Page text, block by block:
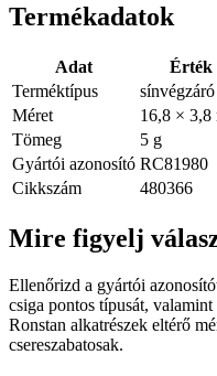
Termékadatok
Adat
Érték
Terméktípus
sínvégzáró
Méret
16,8 × 3,8
Tömeg
5 g
Gyártói azonosító RC81980
Cikkszám
480366
Mire figyelj
Ellenőrizd a gyártói
csiga pontos típusát,
Ronstan alkatrészek eltérő
csereszabatosak.